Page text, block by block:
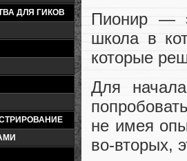
ДЛЯ ГИКОВ
Пионир —
школа в
которые
Для
не имея
во-вторых,